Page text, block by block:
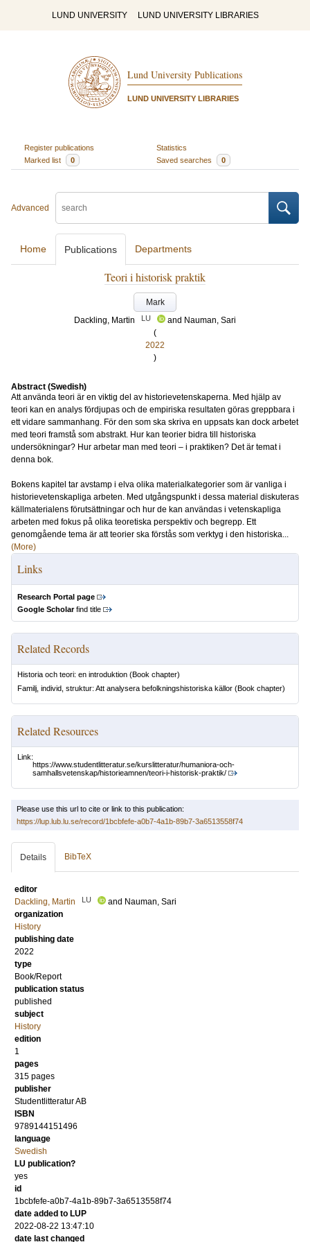
LUND UNIVERSITY LUND UNIVERSITY LIBRARIES
Lund University Publications
LUND UNIVERSITY LIBRARIES
Register publications
Statistics
Marked list
0 Saved searches 0
Advanced
Home Publications Departments
Teori i historisk praktik
Mark
Dackling, Martin
LU and Nauman, Sari
(
2022
)
Abstract (Swedish)
Att använda teori är en viktig del av historievetenskaperna. Med hjälp av
teori kan en analys fördjupas och de empiriska resultaten göras greppbara i
ett vidare sammanhang. För den som ska skriva en uppsats kan dock arbetet
med teori framstå som abstrakt. Hur kan teorier bidra till historiska
undersökningar? Hur arbetar man med teori – i praktiken? Det är temat i
denna bok.
Bokens kapitel tar avstamp i elva olika materialkategorier som är vanliga i
historievetenskapliga arbeten. Med utgångspunkt i dessa material diskuteras
källmaterialens förutsättningar och hur de kan användas i vetenskapliga
arbeten med fokus på olika teoretiska perspektiv och begrepp. Ett
genomgående tema är att teorier ska förstås som verktyg i den historiska...
(More)
Links
Research Portal page
Google Scholarfind title
Related Records
Historia och teori: en introduktion (Book chapter)
Familj, individ, struktur: Att analysera befolkningshistoriska källor (Book chapter)
Related Resources
Link:
https://www.studentlitteratur.se/kurslitteratur/humaniora-och-
samhallsvetenskap/historieamnen/teori-i-historisk-praktik/
Please use this url to cite or link to this publication:
https://lup.lub.lu.se/record/1bcbfefe-a0b7-4a1b-89b7-3a6513558f74
Details BibTeX
editor
Dackling, Martin
LU and Nauman, Sari
organization
History
publishing date
2022
type
Book/Report
publication status
published
subject
History
edition
1
pages
315 pages
publisher
Studentlitteratur AB
ISBN
9789144151496
language
Swedish
LU publication?
yes
id
1bcbfefe-a0b7-4a1b-89b7-3a6513558f74
date added to LUP
2022-08-22 13:47:10
date last changed